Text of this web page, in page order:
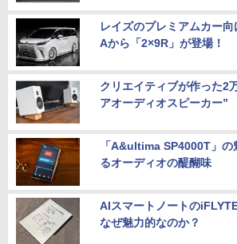
レイズのプレミアムカー
Aから「2×9R」が登場！
クリエイティブが作った2
アオーディオスピーカー”
「A&ultima SP4000T」
るオーディオの醍醐味
AIスマートノートの
なぜ魅力的なのか？